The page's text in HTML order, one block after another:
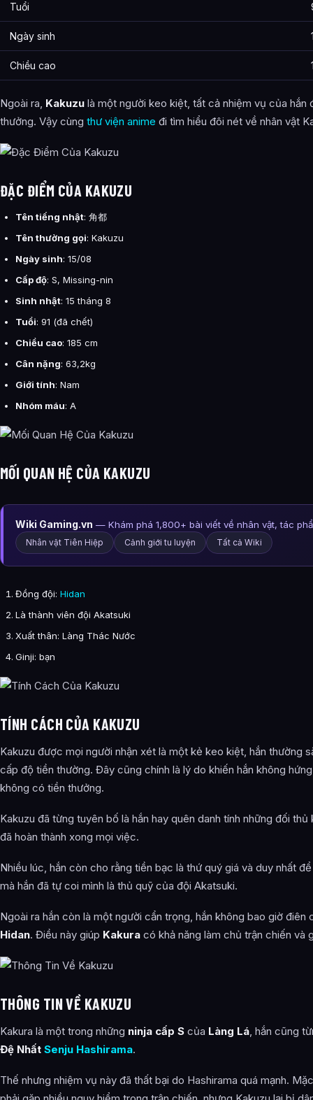
Tuổi
Ngày sinh
Chiều cao
Ngoài ra, Kakuzu là một người keo kiệt, tất cả nhiệm vụ của
thưởng. Vậy cùng thư viện anime đi tìm hiểu đôi nét về nhân vật
ĐẶC ĐIỂM CỦA KAKUZU
Tên tiếng nhật: 角都
Tên thường gọi: Kakuzu
Ngày sinh: 15/08
Cấp độ: S, Missing-nin
Sinh nhật: 15 tháng 8
Tuổi: 91 (đã chết)
Chiều cao: 185 cm
Cân nặng: 63,2kg
Giới tính: Nam
Nhóm máu: A
MỐI QUAN HỆ CỦA KAKUZU
Wiki Gaming.vn — Khám phá 1,800+ bài viết về nhân vật, tác
Nhân vật Tiên Hiệp Cảnh giới tu luyện Tất cả Wiki
Đồng đội: Hidan
Là thành viên đội Akatsuki
Xuất thân: Làng Thác Nước
Ginji: bạn
TÍNH CÁCH CỦA KAKUZU
Kakuzu được mọi người nhận xét là một kẻ keo kiệt, hắn thường
cấp độ tiền thường. Đây cũng chính là lý do khiến hắn không
không có tiền thưởng.
Kakuzu đã từng tuyên bố là hắn hay quên danh tính những đối
đã hoàn thành xong mọi việc.
Nhiều lúc, hắn còn cho rằng tiền bạc là thứ quý giá và duy nhất
mà hắn đã tự coi mình là thủ quỹ của đội Akatsuki.
Ngoài ra hắn còn là một người cẩn trọng, hắn không bao giờ điên
Hidan. Điều này giúp Kakura có khả năng làm chủ trận chiến và
THÔNG TIN VỀ KAKUZU
Kakura là một trong những ninja cấp S của Làng Lá , hắn cũng
Đệ Nhất Senju Hashirama.
Thế nhưng nhiệm vụ này đã thất bại do Hashirama quá mạnh.